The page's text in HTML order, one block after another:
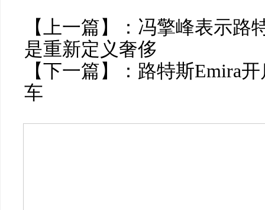
【上一篇】： 冯擎峰表示路
是重新定义奢侈
【下一篇】： 路特斯Emira
车